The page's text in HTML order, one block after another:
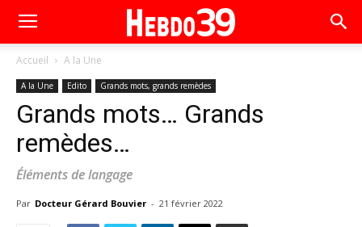
Accueil A la Une
A la Une Edito Grands mots, grands remèdes
Grands mots… Grands
remèdes…
Éléments de langage
Par Docteur Gérard Bouvier - 21 février 2022